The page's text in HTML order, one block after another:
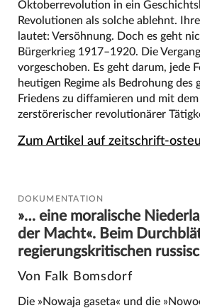
Oktoberrevolution in ein
Revolutionen als solche ablehnt.
lautet: Versöhnung. Doch es geht
Bürgerkrieg 1917–1920. Die
vorgeschoben. Es geht darum, jede
heutigen Regime als Bedrohung des
Friedens zu diffamieren und mit
zerstörerischer revolutionärer
Zum Artikel auf zeitschrift-
DOKUMENTATION
»… eine moralische
der Macht«. Beim
regierungskritischen
Von Falk Bomsdorf
Die »Nowaja gaseta« und die